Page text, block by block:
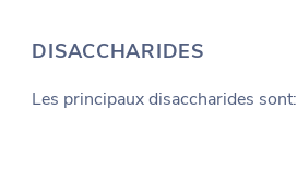
DISACCHARIDES
Les principaux disaccharides sont: